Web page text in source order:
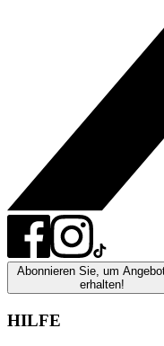
Abonnieren Sie, um
erhalten!
HILFE